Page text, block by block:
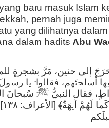
baru masuk Islam
pernah juga
dalam hadits Abu
أسلحتَهم، فقالوا: يا
فقال النبيُّ ﷺ: سُبحانَ